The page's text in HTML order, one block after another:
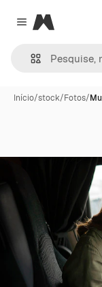
Close menu
Magnific
Início/stock/Fotos/